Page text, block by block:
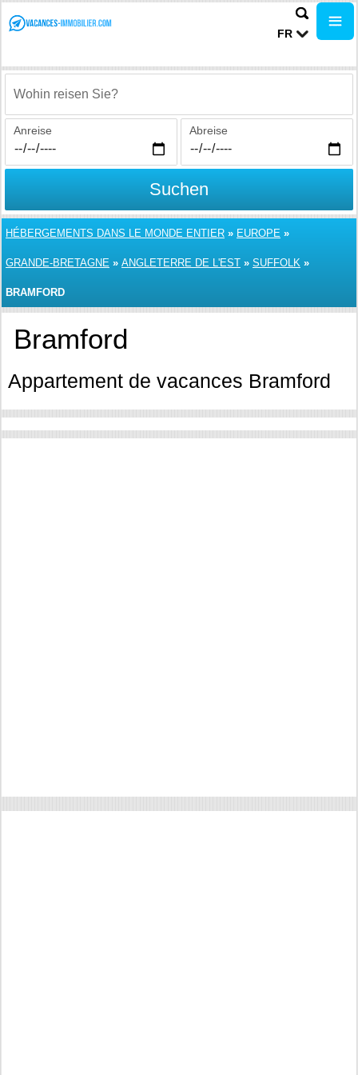
FR
Wohin reisen Sie?
Anreise Abreise
Suchen
HÉBERGEMENTS DANS LE MONDE ENTIER » EUROPE »
GRANDE-BRETAGNE » ANGLETERRE DE L'EST » SUFFOLK »
BRAMFORD
Bramford
Appartement de vacances Bramford